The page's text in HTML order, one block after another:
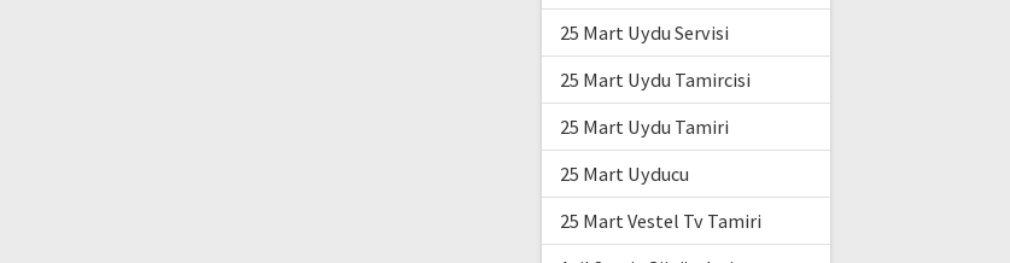
25 Mart Uydu Servisi
25 Mart Uydu Tamircisi
25 Mart Uydu Tamiri
25 Mart Uyducu
25 Mart Vestel Tv Tamiri